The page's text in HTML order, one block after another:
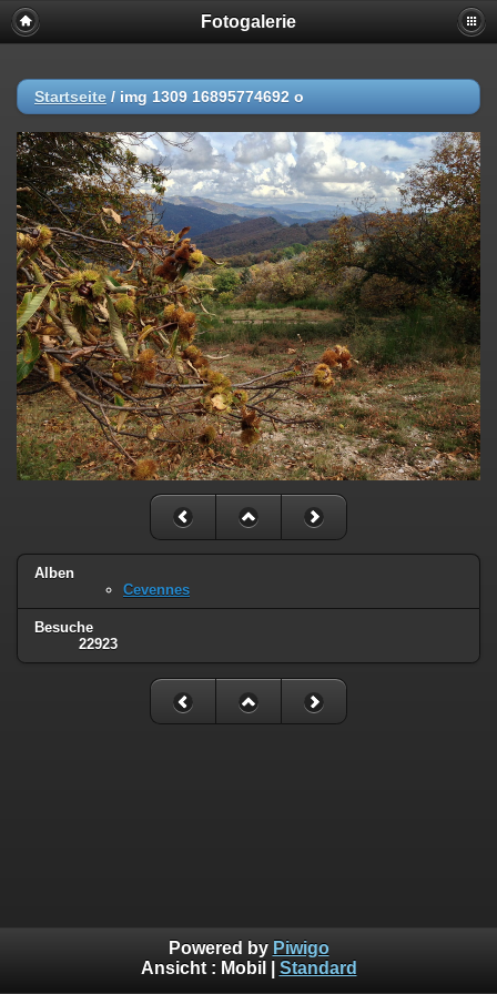
Fotogalerie
Startseite / img 1309 16895774692 o
Alben
Cevennes
Besuche
22923
Powered by Piwigo
Ansicht : Mobil Standard